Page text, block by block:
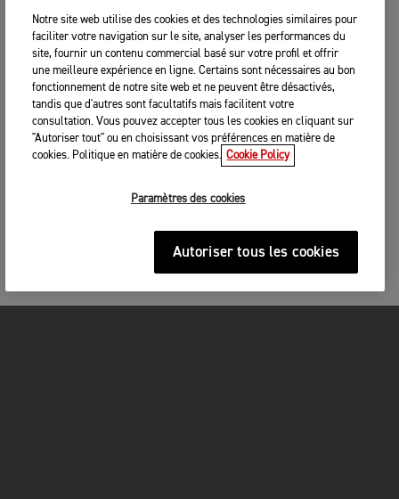
Notre site web utilise des cookies et des technologies similaires pour
faciliter votre navigation sur le site, analyser les performances du
site, fournir un contenu commercial basé sur votre profil et offrir
une meilleure expérience en ligne. Certains sont nécessaires au bon
fonctionnement de notre site web et ne peuvent être désactivés,
tandis que d'autres sont facultatifs mais facilitent votre
consultation. Vous pouvez accepter tous les cookies en cliquant sur
"Autoriser tout" ou en choisissant vos préférences en matière de
cookies. Politique en matière de cookies. Cookie Policy
Paramètres des cookies
Autoriser tous les cookies